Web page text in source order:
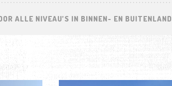
ALLE NIVEAU’S IN BINNEN- EN BUITENLAND